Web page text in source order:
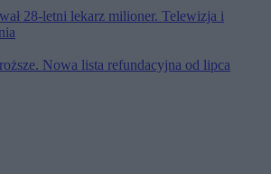
28-letni lekarz milioner. Telewizja i
Nowa lista refundacyjna od lipca